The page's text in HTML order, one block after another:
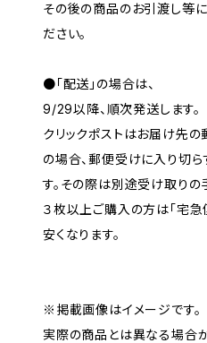
その後の商品のお引渡し等
ださい。
●「配送」の場合は、
9/29以降、順次発送します。
クリックポストはお届け先
の場合、郵便受けに入り切
す。その際は別途受け取りの
３枚以上ご購入の方は「宅
安くなります。
※掲載画像はイメージです。
実際の商品とは異なる場合が